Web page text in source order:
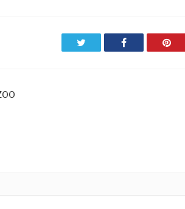
TwitterFacebook